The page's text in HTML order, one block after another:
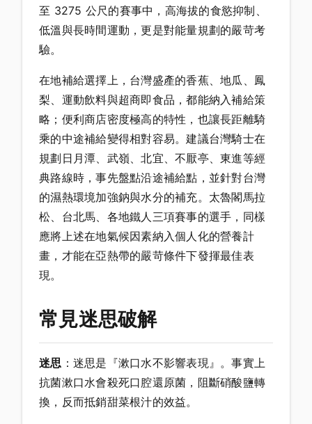
至 3275 公尺的賽事中，高海拔的食慾抑制、
低溫與長時間運動，更是對能量規劃的嚴苛考
驗。
在地補給選擇上，台灣盛產的香蕉、地瓜、鳳
梨、運動飲料與超商即食品，都能納入補給策
略；便利商店密度極高的特性，也讓長距離騎
乘的中途補給變得相對容易。建議台灣騎士在
規劃日月潭、武嶺、北宜、不厭亭、東進等經
典路線時，事先盤點沿途補給點，並針對台灣
的濕熱環境加強鈉與水分的補充。太魯閣馬拉
松、台北馬、各地鐵人三項賽事的選手，同樣
應將上述在地氣候因素納入個人化的營養計
畫，才能在亞熱帶的嚴苛條件下發揮最佳表
現。
常見迷思破解
迷思 ：迷思是『漱口水不影響表現』。事實上
抗菌漱口水會殺死口腔還原菌，阻斷硝酸鹽轉
換，反而抵銷甜菜根汁的效益。